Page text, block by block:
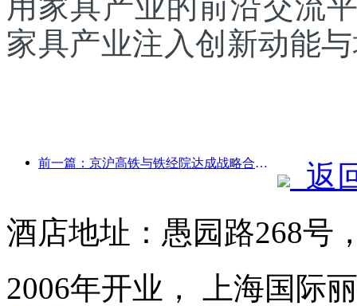
家具产业注入创新动能
前一篇：京沪高铁与铁经院达成战略合作，共推高铁高质量发展
返
酒店地址：愚园路268号
2006年开业， 上海国